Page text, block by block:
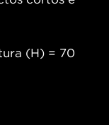
(H) = 70